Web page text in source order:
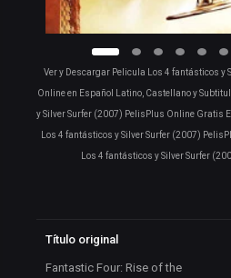
Ver y Descargar Pelicula Los 4 fantásticos y
Online en Español Latino, Castellano y
y Silver Surfer (2007) PelisPlus Online Gratis
Los 4 fantásticos y Silver Surfer (2007)
Los 4 fantásticos y Silver Surfer
Título original
Fantastic Four: Rise of the